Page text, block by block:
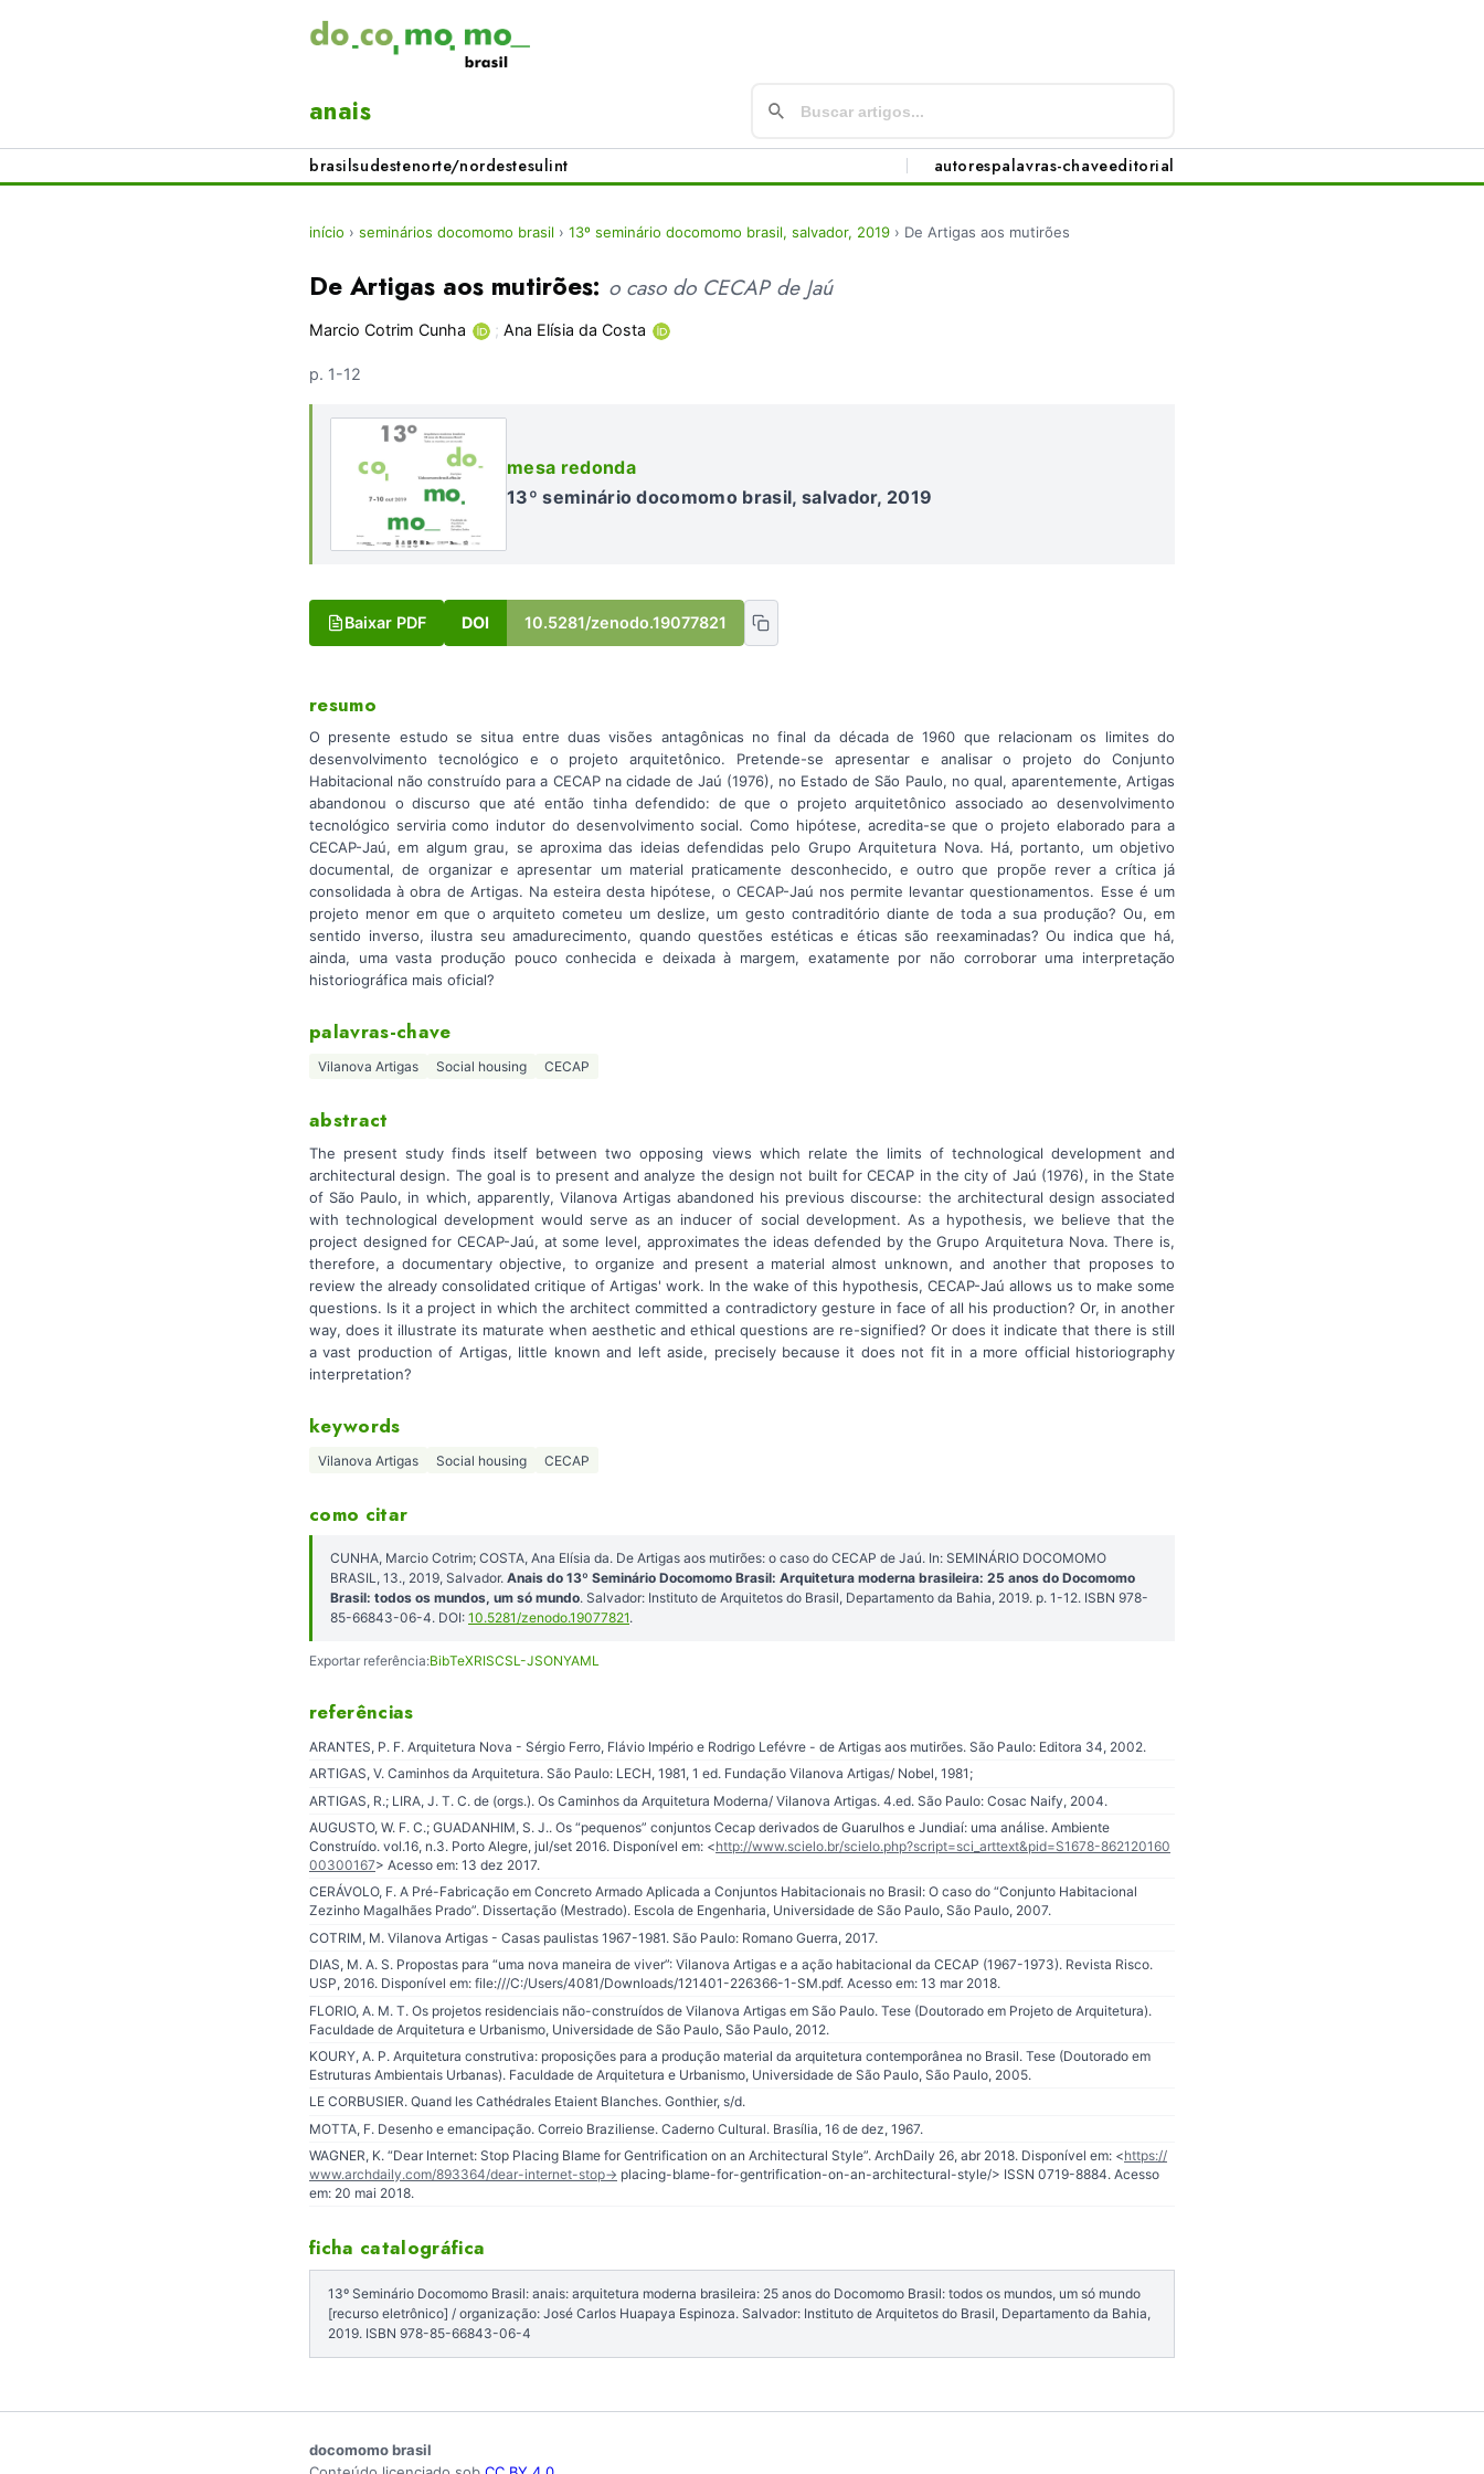
anais
brasilsudestenorte/nordestesulint autorespalavras-chaveeditorial
início › seminários docomomo brasil › 13º seminário docomomo brasil, salvador, 2019 › De Artigas aos mutirões
De Artigas aos mutirões: o caso do CECAP de Jaú
Marcio Cotrim Cunha ;Ana Elísia da Costa
p. 1-12
mesa redonda
13º seminário docomomo brasil, salvador, 2019
Baixar PDF DOI 10.5281/zenodo.19077821
resumo
O presente estudo se situa entre duas visões antagônicas no final da década de 1960 que relacionam os limites do
desenvolvimento tecnológico e o projeto arquitetônico. Pretende-se apresentar e analisar o projeto do Conjunto
Habitacional não construído para a CECAP na cidade de Jaú (1976), no Estado de São Paulo, no qual, aparentemente, Artigas
abandonou o discurso que até então tinha defendido: de que o projeto arquitetônico associado ao desenvolvimento
tecnológico serviria como indutor do desenvolvimento social. Como hipótese, acredita-se que o projeto elaborado para a
CECAP-Jaú, em algum grau, se aproxima das ideias defendidas pelo Grupo Arquitetura Nova. Há, portanto, um objetivo
documental, de organizar e apresentar um material praticamente desconhecido, e outro que propõe rever a crítica já
consolidada à obra de Artigas. Na esteira desta hipótese, o CECAP-Jaú nos permite levantar questionamentos. Esse é um
projeto menor em que o arquiteto cometeu um deslize, um gesto contraditório diante de toda a sua produção? Ou, em
sentido inverso, ilustra seu amadurecimento, quando questões estéticas e éticas são reexaminadas? Ou indica que há,
ainda, uma vasta produção pouco conhecida e deixada à margem, exatamente por não corroborar uma interpretação
historiográfica mais oficial?
palavras-chave
Vilanova Artigas Social housing CECAP
abstract
The present study finds itself between two opposing views which relate the limits of technological development and
architectural design. The goal is to present and analyze the design not built for CECAP in the city of Jaú (1976), in the State
of São Paulo, in which, apparently, Vilanova Artigas abandoned his previous discourse: the architectural design associated
with technological development would serve as an inducer of social development. As a hypothesis, we believe that the
project designed for CECAP-Jaú, at some level, approximates the ideas defended by the Grupo Arquitetura Nova. There is,
therefore, a documentary objective, to organize and present a material almost unknown, and another that proposes to
review the already consolidated critique of Artigas' work. In the wake of this hypothesis, CECAP-Jaú allows us to make some
questions. Is it a project in which the architect committed a contradictory gesture in face of all his production? Or, in another
way, does it illustrate its maturate when aesthetic and ethical questions are re-signified? Or does it indicate that there is still
a vast production of Artigas, little known and left aside, precisely because it does not fit in a more official historiography
interpretation?
keywords
Vilanova Artigas Social housing CECAP
como citar
CUNHA, Marcio Cotrim; COSTA, Ana Elísia da. De Artigas aos mutirões: o caso do CECAP de Jaú. In: SEMINÁRIO DOCOMOMO
BRASIL, 13., 2019, Salvador. Anais do 13º Seminário Docomomo Brasil: Arquitetura moderna brasileira: 25 anos do Docomomo
Brasil: todos os mundos, um só mundo. Salvador: Instituto de Arquitetos do Brasil, Departamento da Bahia, 2019. p. 1-12. ISBN 978-
85-66843-06-4. DOI: 10.5281/zenodo.19077821.
Exportar referência:BibTeXRISCSL-JSONYAML
referências
ARANTES, P. F. Arquitetura Nova - Sérgio Ferro, Flávio Império e Rodrigo Lefévre - de Artigas aos mutirões. São Paulo: Editora 34, 2002.
ARTIGAS, V. Caminhos da Arquitetura. São Paulo: LECH, 1981, 1 ed. Fundação Vilanova Artigas/ Nobel, 1981;
ARTIGAS, R.; LIRA, J. T. C. de (orgs.). Os Caminhos da Arquitetura Moderna/ Vilanova Artigas. 4.ed. São Paulo: Cosac Naify, 2004.
AUGUSTO, W. F. C.; GUADANHIM, S. J.. Os “pequenos” conjuntos Cecap derivados de Guarulhos e Jundiaí: uma análise. Ambiente
Construído. vol.16, n.3. Porto Alegre, jul/set 2016. Disponível em: <http://www.scielo.br/scielo.php?script=sci_arttext&pid=S1678-862120160
00300167> Acesso em: 13 dez 2017.
CERÁVOLO, F. A Pré-Fabricação em Concreto Armado Aplicada a Conjuntos Habitacionais no Brasil: O caso do “Conjunto Habitacional
Zezinho Magalhães Prado”. Dissertação (Mestrado). Escola de Engenharia, Universidade de São Paulo, São Paulo, 2007.
COTRIM, M. Vilanova Artigas - Casas paulistas 1967-1981. São Paulo: Romano Guerra, 2017.
DIAS, M. A. S. Propostas para “uma nova maneira de viver”: Vilanova Artigas e a ação habitacional da CECAP (1967-1973). Revista Risco.
USP, 2016. Disponível em: file:///C:/Users/4081/Downloads/121401-226366-1-SM.pdf. Acesso em: 13 mar 2018.
FLORIO, A. M. T. Os projetos residenciais não-construídos de Vilanova Artigas em São Paulo. Tese (Doutorado em Projeto de Arquitetura).
Faculdade de Arquitetura e Urbanismo, Universidade de São Paulo, São Paulo, 2012.
KOURY, A. P. Arquitetura construtiva: proposições para a produção material da arquitetura contemporânea no Brasil. Tese (Doutorado em
Estruturas Ambientais Urbanas). Faculdade de Arquitetura e Urbanismo, Universidade de São Paulo, São Paulo, 2005.
LE CORBUSIER. Quand les Cathédrales Etaient Blanches. Gonthier, s/d.
MOTTA, F. Desenho e emancipação. Correio Braziliense. Caderno Cultural. Brasília, 16 de dez, 1967.
WAGNER, K. “Dear Internet: Stop Placing Blame for Gentrification on an Architectural Style”. ArchDaily 26, abr 2018. Disponível em: <https://
www.archdaily.com/893364/dear-internet-stop- > placing-blame-for-gentrification-on-an-architectural-style/> ISSN 0719-8884. Acesso
em: 20 mai 2018.
ficha catalográfica
13º Seminário Docomomo Brasil: anais: arquitetura moderna brasileira: 25 anos do Docomomo Brasil: todos os mundos, um só mundo
[recurso eletrônico] / organização: José Carlos Huapaya Espinoza. Salvador: Instituto de Arquitetos do Brasil, Departamento da Bahia,
2019. ISBN 978-85-66843-06-4
docomomo brasil